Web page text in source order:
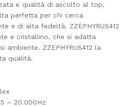
e qualità di ascolto al top,
perfetta per chi cerca
e di alta fedeltà. ZZEPHYRUS412
e cristallino, che si adatta
ambiente. ZZEPHYRUS412 la
qualità.
– 20.000Hz